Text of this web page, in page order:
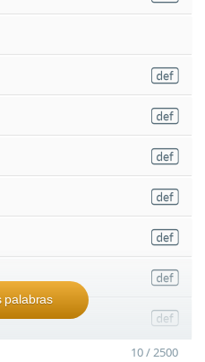
palabras
10 / 2500